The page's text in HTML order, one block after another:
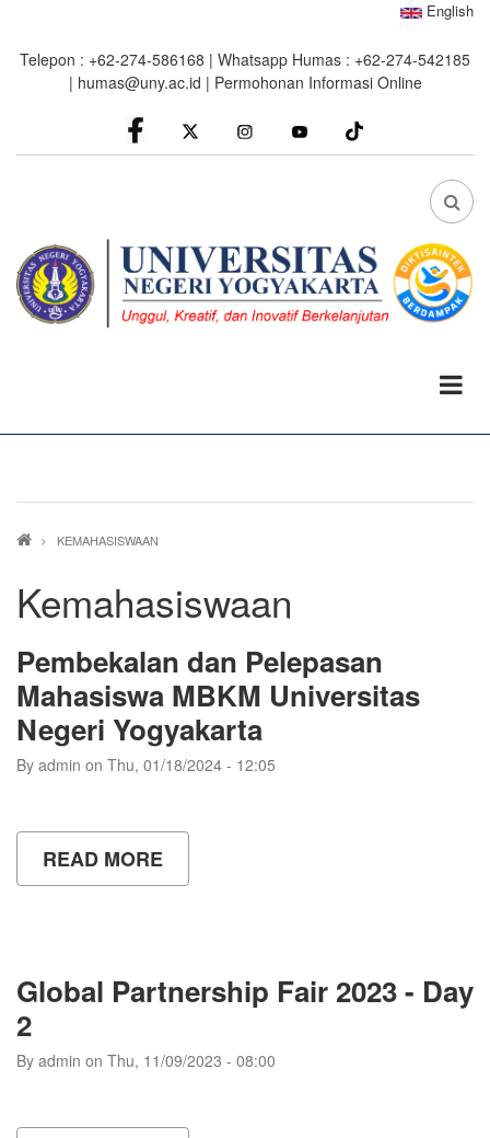
main
English
Telepon : +62-274-586168 | Whatsapp Humas : +62-274-542185
| humas@uny.ac.id | Permohonan Informasi Online
facebook
Instagram youtube
FA
Breadcrumb
KEMAHASISWAAN
Kemahasiswaan
Pembekalan dan Pelepasan
Mahasiswa MBKM Universitas
Negeri Yogyakarta
By admin on Thu, 01/18/2024 - 12:05
READ MORE
PEMBEKALAN
UNIVERSITAS
NEGERI
YOGYAKARTA
Global Partnership Fair 2023 - Day
2
By admin on Thu, 11/09/2023 - 08:00